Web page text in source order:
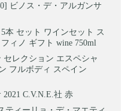
ビノス・デ・アルガンサ
本 セット ワインセット ス
ィノ ギフト wine 750ml
レクション エスペシャ
フルボディ スペイン
C.V.N.E.社 赤